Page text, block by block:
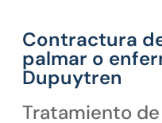
Contractura
palmar o
Dupuytren
Tratamiento